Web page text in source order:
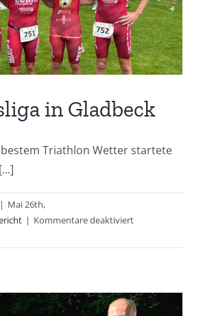
in Gladbeck
bestem Triathlon Wetter startete
| Mai 26th,
| Kommentare deaktiviertfür
in